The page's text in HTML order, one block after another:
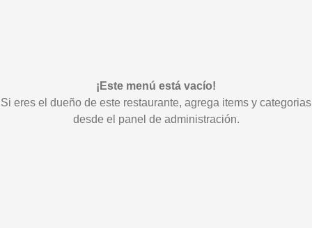
¡Este menú está vacío!
Si eres el dueño de este restaurante, agrega items y categorias
desde el panel de administración.